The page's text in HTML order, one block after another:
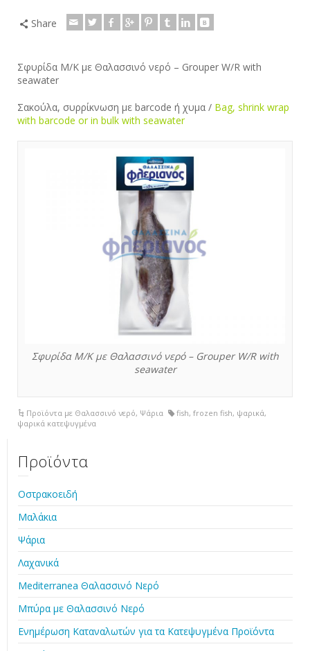
Share
Σφυρίδα Μ/Κ με Θαλασσινό νερό – Grouper W/R with
seawater
Σακούλα, συρρίκνωση με barcode ή χυμα / Bag, shrink wrap
with barcode or in bulk with seawater
Σφυρίδα Μ/Κ με Θαλασσινό νερό – Grouper W/R with
seawater
Προϊόντα με Θαλασσινό νερό, Ψάρια fish,frozen fish, ψαρικά,
ψαρικά κατεψυγμένα
Προϊόντα
Οστρακοειδή
Μαλάκια
Ψάρια
Λαχανικά
Mediterranea Θαλασσινό Νερό
Μπύρα με Θαλασσινό Νερό
Ενημέρωση Καταναλωτών για τα Κατεψυγμένα Προϊόντα